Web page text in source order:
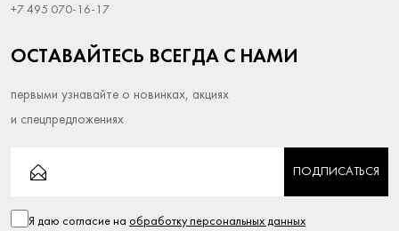
+7 495 070-16-17
ОСТАВАЙТЕСЬ ВСЕГДА С НАМИ
первыми узнавайте о новинках, акциях
и спецпредложениях
ПОДПИСАТЬСЯ
Я даю согласие на обработку персональных данных